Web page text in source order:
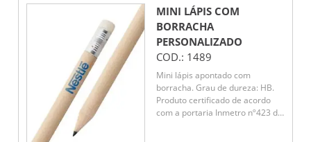
MINI LÁPIS COM
BORRACHA
PERSONALIZADO
COD.: 1489
Mini lápis apontado com
borracha. Grau de dureza: HB.
Produto certificado de acordo
com a portaria Inmetro nº423 de